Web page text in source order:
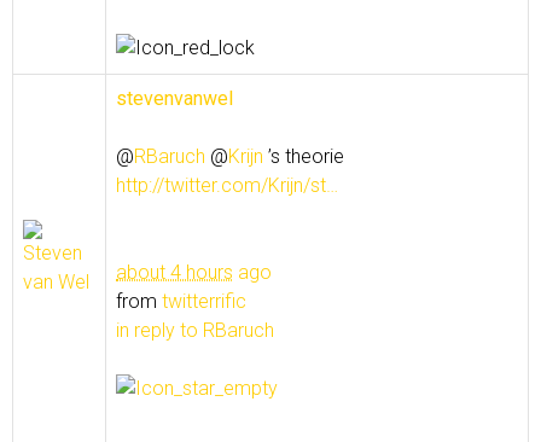
stevenvanwel
@RBaruch @Krijn ’s theorie
http://twitter.com/Krijn/st…
about 4 hours ago
from twitterrific
in reply to RBaruch